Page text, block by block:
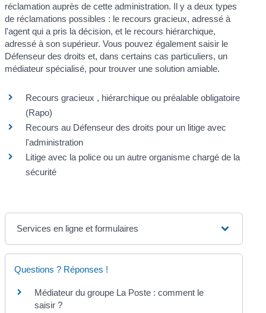
réclamation auprès de cette administration. Il y a deux types
de réclamations possibles : le recours gracieux, adressé à
l'agent qui a pris la décision, et le recours hiérarchique,
adressé à son supérieur. Vous pouvez également saisir le
Défenseur des droits et, dans certains cas particuliers, un
médiateur spécialisé, pour trouver une solution amiable.
Recours gracieux , hiérarchique ou préalable obligatoire
(Rapo)
Recours au Défenseur des droits pour un litige avec
l'administration
Litige avec la police ou un autre organisme chargé de la
sécurité
Services en ligne et formulaires
Questions ? Réponses !
Médiateur du groupe La Poste : comment le
saisir ?